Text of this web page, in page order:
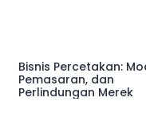
Bisnis Percetakan:
Pemasaran, dan
Perlindungan Merek